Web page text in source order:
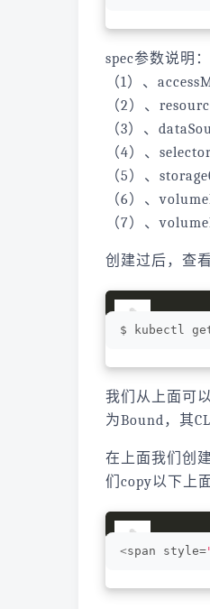
spec参数说明：
（1）、
（2）、
（3）、
（4）、
（5）、
（6）、
（7）、
创建过后，查
$ kubectl
我们从上面可
为Bound，其
在上面我们创
们copy以下上
<span style=